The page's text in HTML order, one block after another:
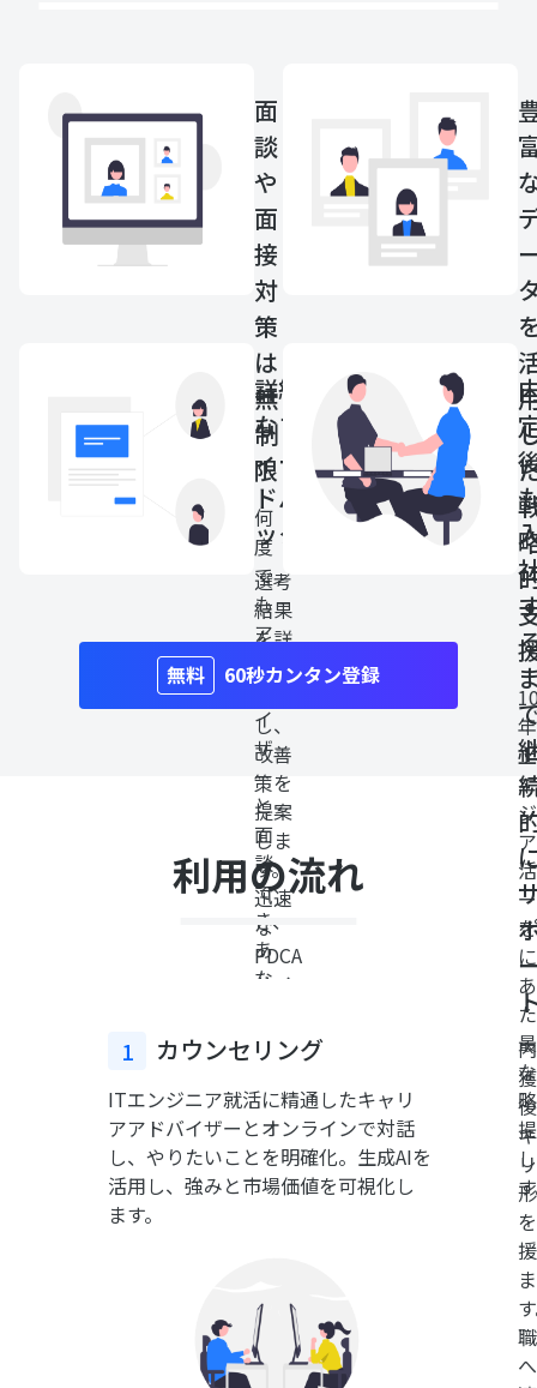
面
談
や
面
接
対
策
は
無
制
限
何
度
で
も
ア
ド
バ
イ
ザ
ー
と
面
談
で
き、
あ
な
の
ペ
ース
に
合
わ
に
サ
詳細
なフ
ィー
ドバ
ック
選考
結果
を詳
細に
し、
改善
策を
提案
しま
す。
迅速
な
PDCA
サイ
でス
キル
を向
上さ
せ、
成長
ま
す。
ま
60秒カンタン登録
利用の流れ
1 カウンセリング
ITエンジニア就活に精通したキャリ
アアドバイザーとオンラインで対話
し、やりたいことを明確化。生成AIを
活用し、強みと市場価値を可視化し
ます。